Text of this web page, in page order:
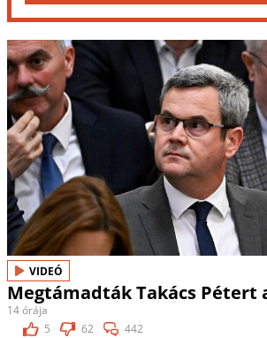
VIDEÓ
Megtámadták Takács Pétert
14 órája
5
62 442